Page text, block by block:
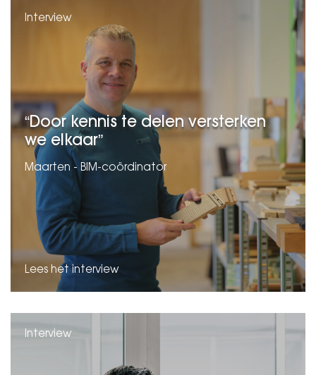
Interview
Door kennis te delen versterken
we elkaar
Maarten - BIM-coördinator
Lees het interview
Interview